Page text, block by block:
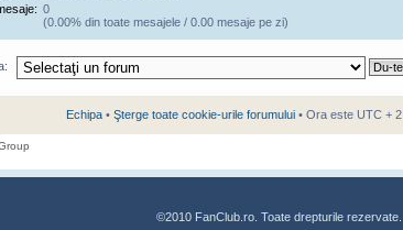
0
(0.00% din toate mesajele / 0.00 mesaje pe zi)
Echipa • Şterge toate cookie-urile forumului • Ora este UTC + 2
©2010 FanClub.ro. Toate drepturile rezervate.